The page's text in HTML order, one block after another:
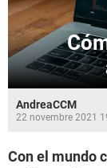
AndreaCCM
22 novembre 2021
Con el mundo